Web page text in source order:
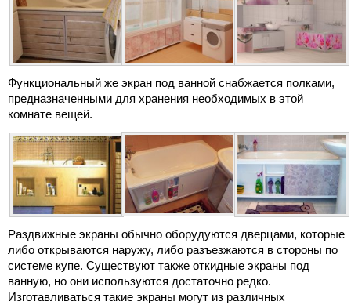
Функциональный же экран под ванной снабжается полками,
предназначенными для хранения необходимых в этой
комнате вещей.
Раздвижные экраны обычно оборудуются дверцами, которые
либо открываются наружу, либо разъезжаются в стороны по
системе купе. Существуют также откидные экраны под
ванную, но они используются достаточно редко.
Изготавливаться такие экраны могут из различных